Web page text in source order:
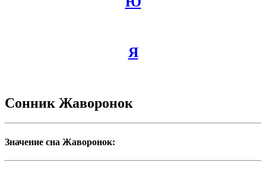
Я
Сонник Жаворонок
Значение сна Жаворонок: